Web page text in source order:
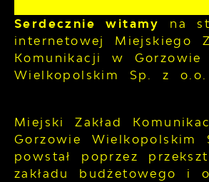
Serdecznie witamy
na
internetowej Miejskiego
Komunikacji w Gorzowie
Wielkopolskim Sp. z o.o.
Miejski Zakład
Gorzowie Wielkopolskim
powstał poprzez
zakładu budżetowego i